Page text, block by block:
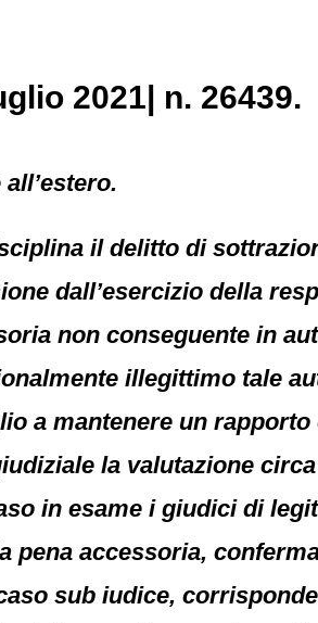
2021| n. 26439.
il delitto di
dall’esercizio della
non conseguente in
illegittimo tale
a mantenere un
la valutazione
in esame i giudici di
accessoria,
sub iudice,